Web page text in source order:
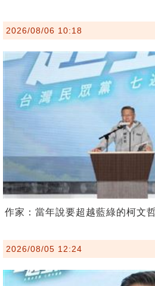
2026/08/06 10:18
作家：當年說要超越藍綠的柯文
2026/08/05 12:24